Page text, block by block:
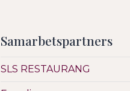
Samarbetspartners
SLS RESTAURANG